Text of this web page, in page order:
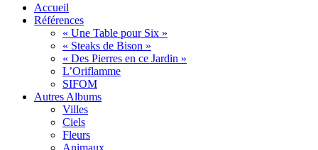
Accueil
Références
« Une Table pour Six »
« Steaks de Bison »
« Des Pierres en ce Jardin »
L’Oriflamme
SIFOM
Autres Albums
Villes
Ciels
Fleurs
Animaux